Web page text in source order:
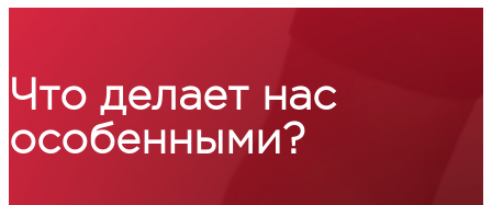
Что делает нас
особенными?